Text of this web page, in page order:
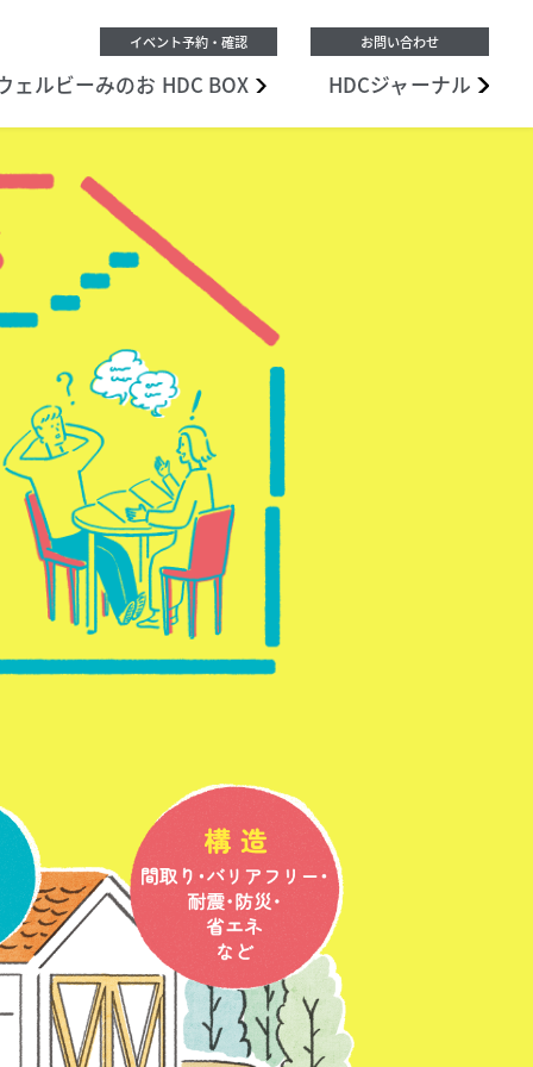
ェルビーみのお HDC BOX HDCジャーナル
イベント予約・確認 お問い合わせ